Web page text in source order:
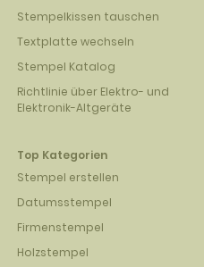
Stempelkissen tauschen
Textplatte wechseln
Stempel Katalog
Richtlinie über Elektro- und
Elektronik-Altgeräte
Top Kategorien
Stempel erstellen
Datumsstempel
Firmenstempel
Holzstempel